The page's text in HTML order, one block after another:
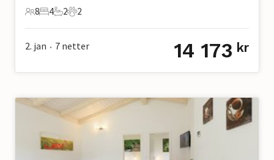
8 Gjester
8
4 Soverom
4
2 Bad
2
2 Kjæledyr
2
2. jan • 7 netter 14 173 kr